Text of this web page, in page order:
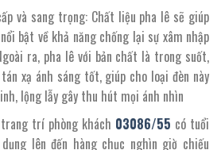
và sang trọng: Chất liệu pha lê sẽ giúp
bật về khả năng chống lại sự xâm nhập
ra, pha lê với bản chất là trong suốt,
xạ ánh sáng tốt, giúp cho loại đèn này
lộng lẫy gây thu hút mọi ánh nhìn
trí phòng khách 03086/55 có tuổi
lên đến hàng chục nghìn giờ chiếu